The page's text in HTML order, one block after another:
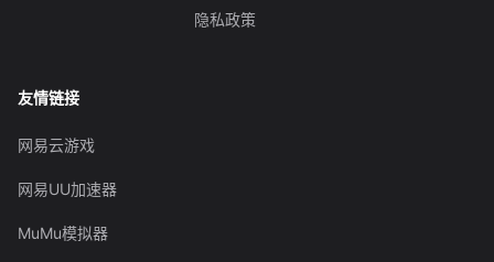
隐私政策
友情链接
网易云游戏
网易UU加速器
MuMu模拟器